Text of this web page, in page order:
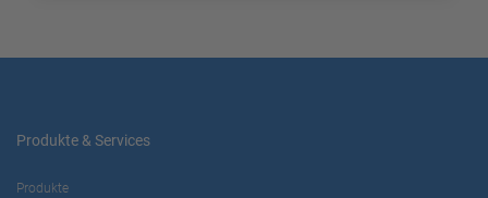
Produkte & Services
Produkte